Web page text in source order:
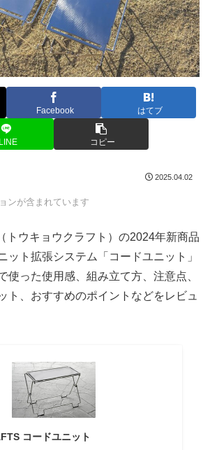
Facebook はてブ
LINE コピー
2025.04.02
ンが含まれています
トウキョウクラフト）の2024年新商品
ット拡張システム「コードユニット」
使った使用感、組み立て方、注意点、
ト、おすすめのポイントなどをレビュ
コードユニット